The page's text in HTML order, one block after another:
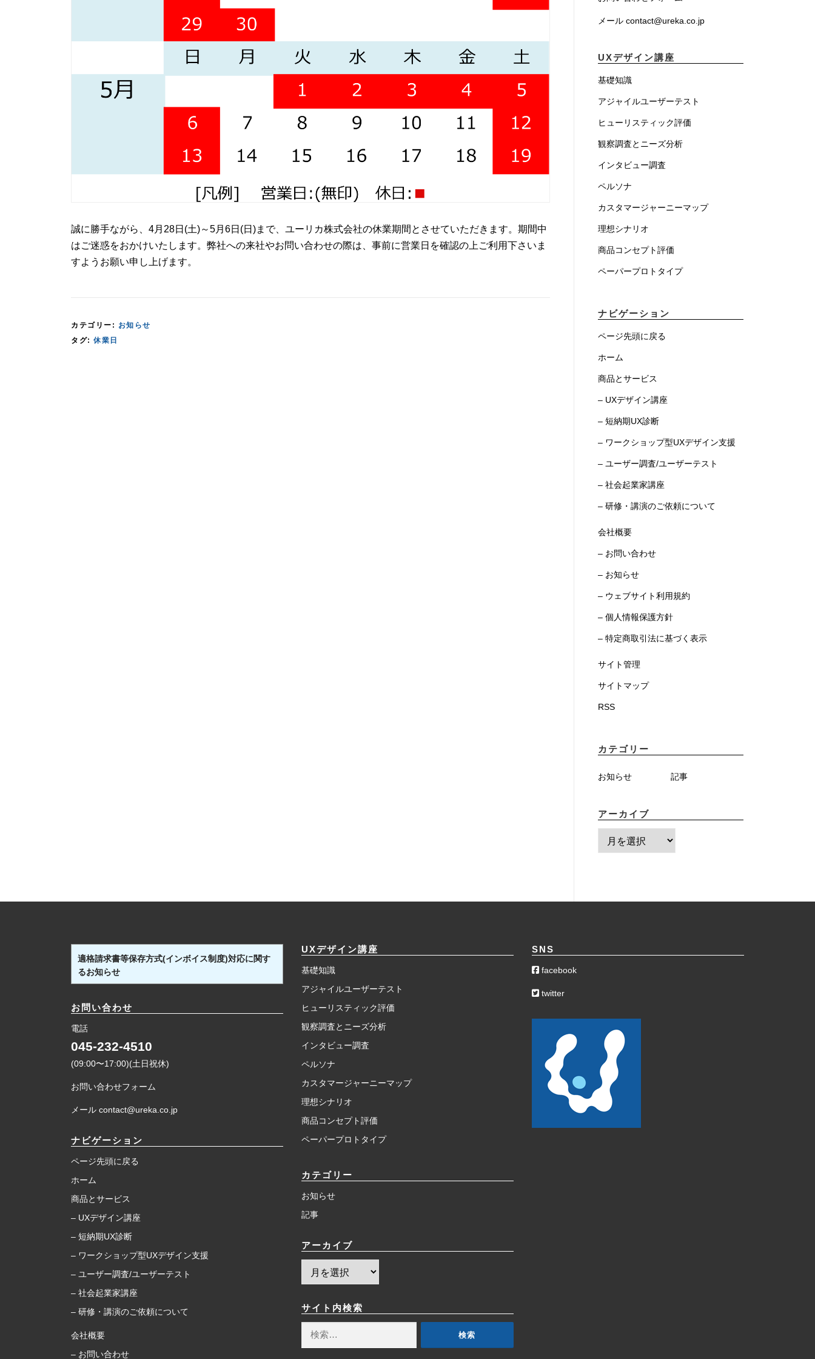
誠に勝手ながら、4月28日(土)～5月6日(日)まで、ユーリカ株式会社の休業期間とさせていただきます。期間中
はご迷惑をおかけいたします。弊社への来社やお問い合わせの際は、事前に営業日を確認の上ご利用下さいま
すようお願い申し上げます。
カテゴリー: お知らせ
タグ: 休業日
メール contact@ureka.co.jp
UXデザイン講座
基礎知識
アジャイルユーザーテスト
ヒューリスティック評価
観察調査とニーズ分析
インタビュー調査
ペルソナ
カスタマージャーニーマップ
理想シナリオ
商品コンセプト評価
ペーパープロトタイプ
ナビゲーション
ページ先頭に戻る
ホーム
商品とサービス
– UXデザイン講座
– 短納期UX診断
– ワークショップ型UXデザイン支援
– ユーザー調査/ユーザーテスト
– 社会起業家講座
– 研修・講演のご依頼について
会社概要
– お問い合わせ
– お知らせ
– ウェブサイト利用規約
– 個人情報保護方針
– 特定商取引法に基づく表示
サイト管理
サイトマップ
RSS
カテゴリー
お知らせ 記事
アーカイブ
ー
ブ
適格請求書等保存方式(インボイス制度)対応に関す
るお知らせ
お問い合わせ
電話
045-232-4510
(09:00〜17:00)(土日祝休)
お問い合わせフォーム
メール contact@ureka.co.jp
ナビゲーション
ページ先頭に戻る
ホーム
商品とサービス
– UXデザイン講座
– 短納期UX診断
– ワークショップ型UXデザイン支援
– ユーザー調査/ユーザーテスト
– 社会起業家講座
– 研修・講演のご依頼について
会社概要
– お問い合わせ
UXデザイン講座
基礎知識
アジャイルユーザーテスト
ヒューリスティック評価
観察調査とニーズ分析
インタビュー調査
ペルソナ
カスタマージャーニーマップ
理想シナリオ
商品コンセプト評価
ペーパープロトタイプ
カテゴリー
お知らせ
記事
アーカイブ
イ
ブ
サイト内検索
SNS
facebook
twitter